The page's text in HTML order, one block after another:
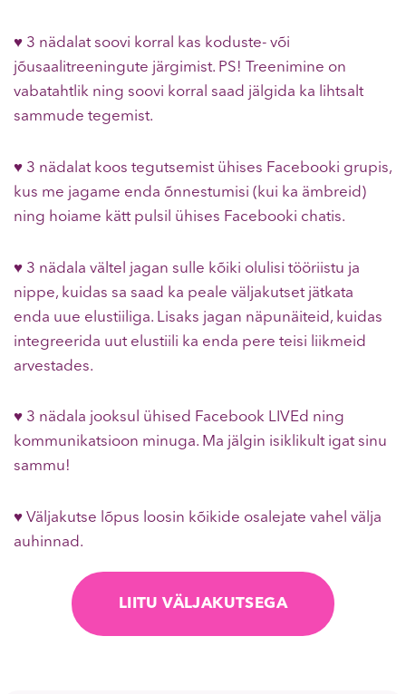
♥ 3 nädalat soovi korral kas koduste- või
jõusaalitreeningute järgimist. PS! Treenimine on
vabatahtlik ning soovi korral saad jälgida ka lihtsalt
sammude tegemist.
♥ 3 nädalat koos tegutsemist ühises Facebooki grupis,
kus me jagame enda õnnestumisi (kui ka ämbreid)
ning hoiame kätt pulsil ühises Facebooki chatis.
♥ 3 nädala vältel jagan sulle kõiki olulisi tööriistu ja
nippe, kuidas sa saad ka peale väljakutset jätkata
enda uue elustiiliga. Lisaks jagan näpunäiteid, kuidas
integreerida uut elustiili ka enda pere teisi liikmeid
arvestades.
♥ 3 nädala jooksul ühised Facebook LIVEd ning
kommunikatsioon minuga. Ma jälgin isiklikult igat sinu
sammu!
♥ Väljakutse lõpus loosin kõikide osalejate vahel välja
auhinnad.
LIITU VÄLJAKUTSEGA